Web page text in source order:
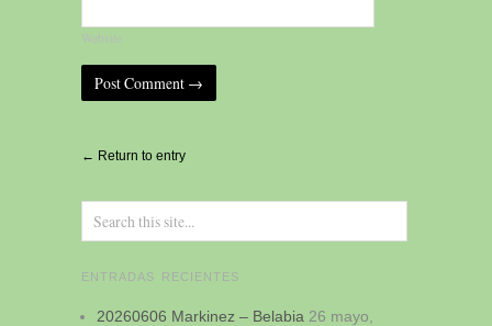
Website
Alternative:
← Return to entry
ENTRADAS RECIENTES
20260606 Markinez – Belabia 26 mayo,